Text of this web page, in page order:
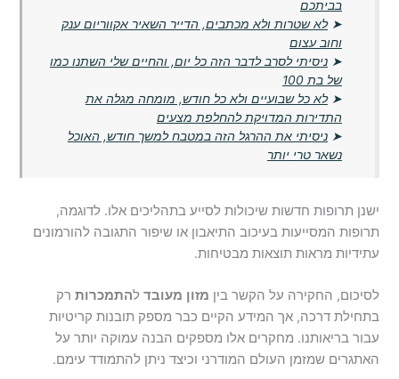
בביתכם
➤לא שטרות ולא מכתבים, הדייר השאיר אקווריום ענק
וחוב עצום
➤ניסיתי לסרב לדבר הזה כל יום, והחיים שלי השתנו כמו
של בת 100
➤לא כל שבועיים ולא כל חודש, מומחה מגלה את
התדירות המדויקת להחלפת מצעים
➤ניסיתי את ההרגל הזה במטבח למשך חודש, האוכל
נשאר טרי יותר
ישנן תרופות חדשות שיכולות לסייע בתהליכים אלו. לדוגמה,
תרופות המסייעות בעיכוב התיאבון או שיפור התגובה להורמונים
עתידיות מראות תוצאות מבטיחות.
לסיכום, החקירה על הקשר בין מזון מעובד להתמכרות רק
בתחילת דרכה, אך המידע הקיים כבר מספק תובנות קריטיות
עבור בריאותנו. מחקרים אלו מספקים הבנה עמוקה יותר על
האתגרים שמזמן העולם המודרני וכיצד ניתן להתמודד עימם.